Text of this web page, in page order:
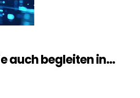
auch begleiten in...